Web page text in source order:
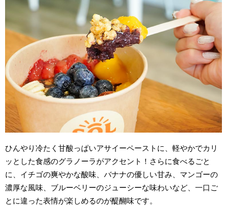
ひんやり冷たく甘酸っぱいアサイーペーストに、軽やかでカリ
ッとした食感のグラノーラがアクセント！さらに食べるごと
に、イチゴの爽やかな酸味、バナナの優しい甘み、マンゴーの
濃厚な風味、ブルーベリーのジューシーな味わいなど、一口ご
とに違った表情が楽しめるのが醍醐味です。